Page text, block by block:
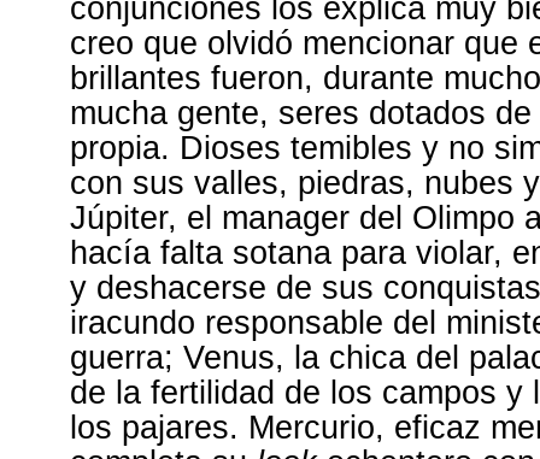
conjunciones los explica muy
creo que olvidó mencionar que
brillantes fueron, durante
mucha gente, seres dotados
propia. Dioses temibles y no
con sus valles, piedras, nubes
Júpiter, el manager del Olimpo
hacía falta sotana para violar,
y deshacerse de sus
iracundo responsable del
guerra; Venus, la chica del
de la fertilidad de los campos y
los pajares. Mercurio, eficaz